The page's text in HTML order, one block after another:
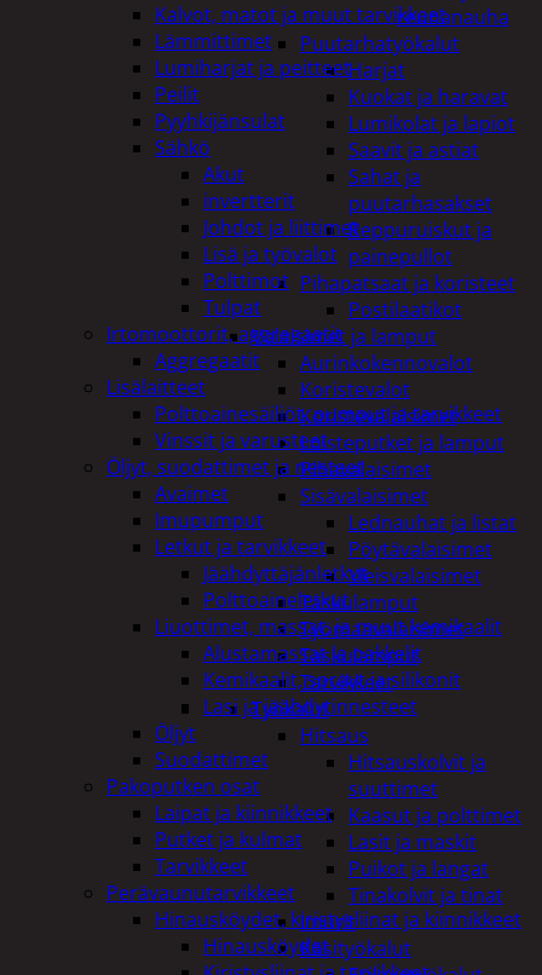
reunanauha
Puutarhatyökalut
Harjat
Kuokat ja haravat
Lumikolat ja lapiot
Saavit ja astiat
Sahat ja
puutarhasakset
Reppuruiskut ja
painepullot
Pihapatsaat ja koristeet
Postilaatikot
Valaisimet ja lamput
Aurinkokennovalot
Koristevalot
Koristevalaisimet
Loisteputket ja lamput
Pihavalaisimet
Sisävalaisimet
Lednauhat ja listat
Pöytävalaisimet
Yleisvalaisimet
Taskulamput
Työmaavalaisimet
Taskulamput
Tarvikkeet
Työkalut
Hitsaus
Hitsauskolvit ja
suuttimet
Kaasut ja polttimet
Lasit ja maskit
Puikot ja langat
Tinakolvit ja tinat
Imurit
Käsityökalut
Kalvot, matot ja muut tarvikkeet
Lämmittimet
Lumiharjat ja peitteet
Peilit
Pyyhkijänsulat
Sähkö
Akut
invertterit
Johdot ja liittimet
Lisä ja työvalot
Polttimot
Tulpat
Irtomoottorit, aggregaatit
Aggregaatit
Lisälaitteet
Polttoainesäiliöt, pumput ja tarvikkeet
Vinssit ja varusteet
Öljyt, suodattimet ja nesteet
Avaimet
Imupumput
Letkut ja tarvikkeet
Jäähdyttäjänletkut
Polttoaineletkut
Liuottimet, massat, ja muut kemikaalit
Alustamassat ja pakkelit
Kemikaalit, sprayt ja silikonit
Lasi ja jäähdytinnesteet
Öljyt
Suodattimet
Pakoputken osat
Laipat ja kiinnikkeet
Putket ja kulmat
Tarvikkeet
Perävaunutarvikkeet
Hinausköydet, kiristysliinat ja kiinnikkeet
Hinausköydet